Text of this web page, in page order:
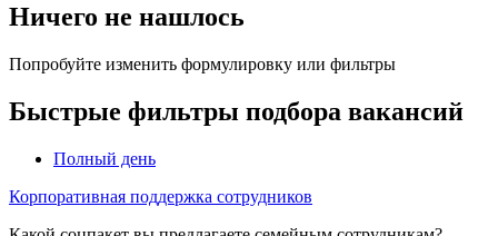
Ничего не нашлось
Попробуйте изменить формулировку или фильтры
Быстрые фильтры подбора вакансий
Полный день
Корпоративная поддержка сотрудников